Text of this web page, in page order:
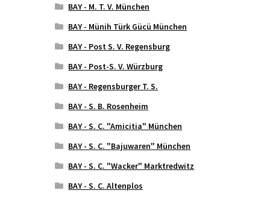
BAY - M. T. V. München
BAY - Münih Türk Gücü München
BAY - Post S. V. Regensburg
BAY - Post-S. V. Würzburg
BAY - Regensburger T. S.
BAY - S. B. Rosenheim
BAY - S. C. "Amicitia" München
BAY - S. C. "Bajuwaren" München
BAY - S. C. "Wacker" Marktredwitz
BAY - S. C. Altenplos